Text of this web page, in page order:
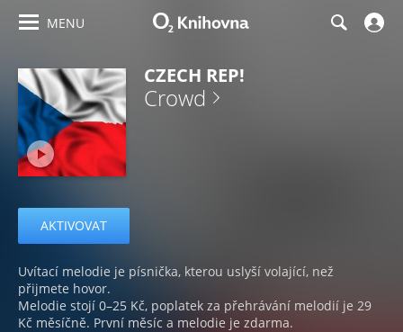
MENU
CZECH REP!
Crowd
AKTIVOVAT
Uvítací melodie je písnička, kterou uslyší volající, než
přijmete hovor.
Melodie stojí 0–25 Kč, poplatek za přehrávání melodií je 29
Kč měsíčně. První měsíc a melodie je zdarma.